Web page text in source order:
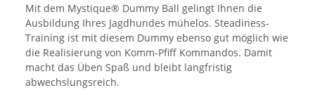
Mit dem Mystique® Dummy Ball gelingt Ihnen die
Ausbildung Ihres Jagdhundes mühelos. Steadiness-
Training ist mit diesem Dummy ebenso gut möglich wie
die Realisierung von Komm-Pfiff Kommandos. Damit
macht das Üben Spaß und bleibt langfristig
abwechslungsreich.